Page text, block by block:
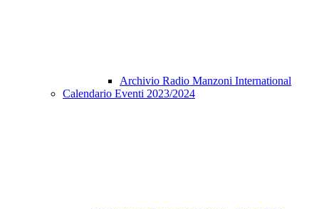
Archivio Radio Manzoni International
Calendario Eventi 2023/2024